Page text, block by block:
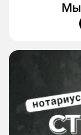
Мы